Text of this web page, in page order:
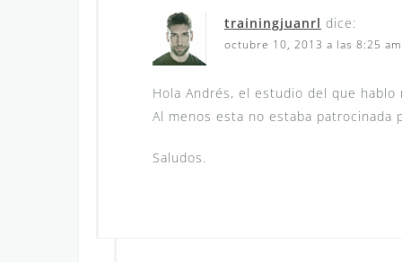
trainingjuanrl dice:
octubre 10, 2013 a las 8:25 am
Hola Andrés, el estudio del que
Al menos esta no estaba patrocinada
Saludos.